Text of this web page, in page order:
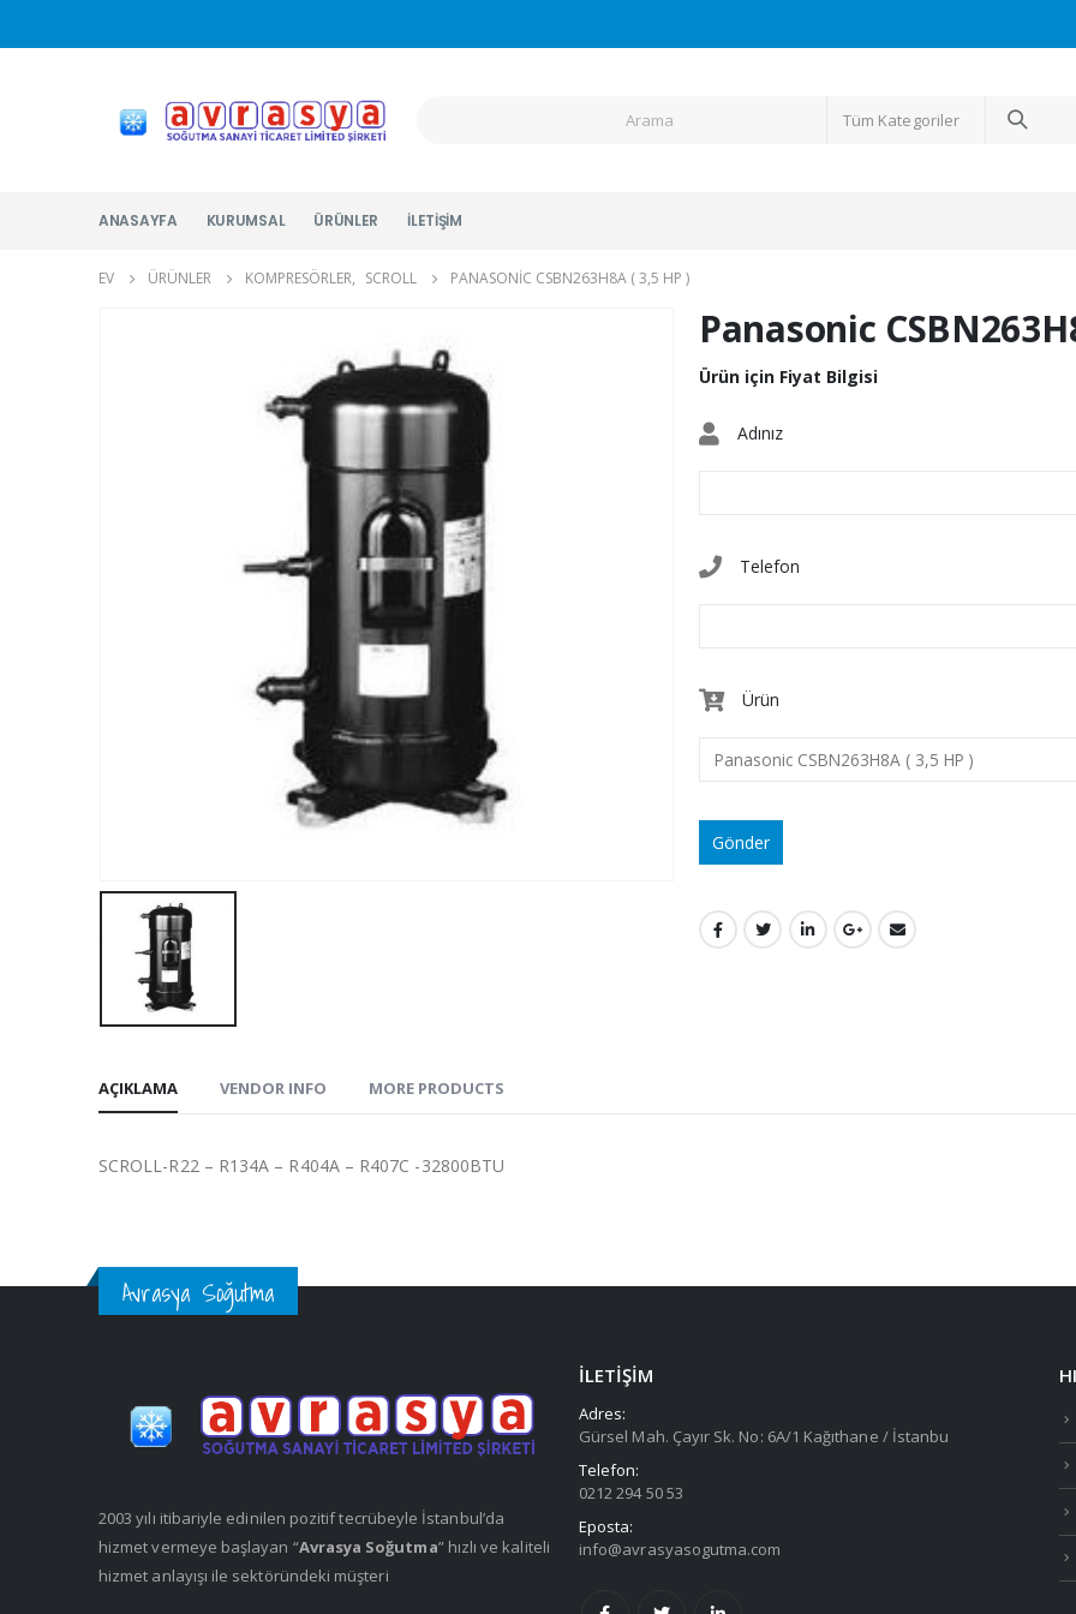
Tüm Kategoriler
ANASAYFA KURUMSAL ÜRÜNLER İLETIŞIM
EV ÜRÜNLER KOMPRESÖRLER, SCROLL PANASONIC CSBN263H8A ( 3,5 HP )
Panasonic
Ürün için Fiyat Bilgisi
Adınız
Telefon
Ürün
AÇIKLAMA VENDOR INFO MORE PRODUCTS
SCROLL-R22 – R134A – R404A – R407C -32800BTU
Avrasya Soğutma
2003 yılı itibariyle edinilen pozitif tecrübeyle İstanbul’da
hizmet vermeye başlayan “Avrasya Soğutma” hızlı ve kaliteli
hizmet anlayışı ile sektöründeki müşteri
İLETIŞIM
Adres:
Gürsel Mah. Çayır Sk. No: 6A/1 Kağıthane / İstanbu
Telefon:
0212 294 50 53
Eposta:
info@avrasyasogutma.com